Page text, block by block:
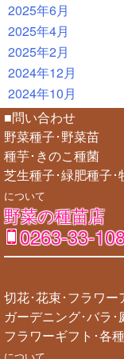
2025年6月
2025年4月
2025年2月
2024年12月
2024年10月
■問い合わせ
野菜種子･野菜苗
種芋･きのこ種菌
芝生種子･緑肥種子･
について
野菜の種苗店
0263-33-
切花･花束･フラワー
ガーデニング･バラ･
フラワーギフト･各